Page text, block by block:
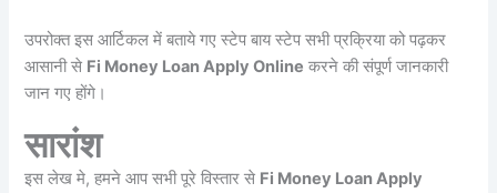
उपरोक्त इस आर्टिकल में बताये गए स्टेप बाय स्टेप सभी प्रक्रिया को पढ़कर
आसानी से Fi Money Loan Apply Online करने की संपूर्ण जानकारी
जान गए होंगे।
सारांश
इस लेख मे, हमने आप सभी पूरे विस्तार से Fi Money Loan Apply